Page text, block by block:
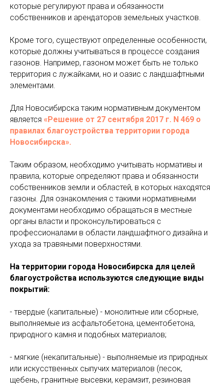
которые регулируют права и обязанности
собственников и арендаторов земельных участков.
Кроме того, существуют определенные особенности,
которые должны учитываться в процессе создания
газонов. Например, газоном может быть не только
территория с лужайками, но и оазис с ландшафтными
элементами.
Для Новосибирска таким нормативным документом
является «Решение от 27 сентября 2017 г. N 469 о
правилах благоустройства территории города
Новосибирска».
Таким образом, необходимо учитывать нормативы и
правила, которые определяют права и обязанности
собственников земли и областей, в которых находятся
газоны. Для ознакомления с такими нормативными
документами необходимо обращаться в местные
органы власти и проконсультироваться с
профессионалами в области ландшафтного дизайна и
ухода за травяными поверхностями.
На территории города Новосибирска для целей
благоустройства используются следующие виды
покрытий:
- твердые (капитальные) - монолитные или сборные,
выполняемые из асфальтобетона, цементобетона,
природного камня и подобных материалов;
- мягкие (некапитальные) - выполняемые из природных
или искусственных сыпучих материалов (песок,
щебень, гранитные высевки, керамзит, резиновая